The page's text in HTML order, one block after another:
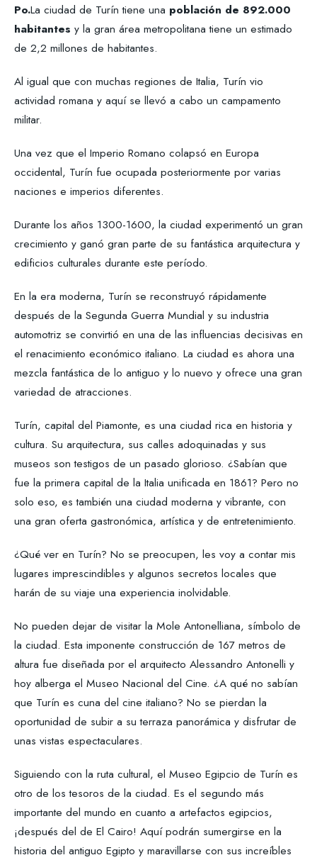
Po.La ciudad de Turín tiene una población de 892.000
habitantes y la gran área metropolitana tiene un estimado
de 2,2 millones de habitantes.
Al igual que con muchas regiones de Italia, Turín vio
actividad romana y aquí se llevó a cabo un campamento
militar.
Una vez que el Imperio Romano colapsó en Europa
occidental, Turín fue ocupada posteriormente por varias
naciones e imperios diferentes.
Durante los años 1300-1600, la ciudad experimentó un gran
crecimiento y ganó gran parte de su fantástica arquitectura y
edificios culturales durante este período.
En la era moderna, Turín se reconstruyó rápidamente
después de la Segunda Guerra Mundial y su industria
automotriz se convirtió en una de las influencias decisivas en
el renacimiento económico italiano. La ciudad es ahora una
mezcla fantástica de lo antiguo y lo nuevo y ofrece una gran
variedad de atracciones.
Turín, capital del Piamonte, es una ciudad rica en historia y
cultura. Su arquitectura, sus calles adoquinadas y sus
museos son testigos de un pasado glorioso. ¿Sabían que
fue la primera capital de la Italia unificada en 1861? Pero no
solo eso, es también una ciudad moderna y vibrante, con
una gran oferta gastronómica, artística y de entretenimiento.
¿Qué ver en Turín? No se preocupen, les voy a contar mis
lugares imprescindibles y algunos secretos locales que
harán de su viaje una experiencia inolvidable.
No pueden dejar de visitar la Mole Antonelliana, símbolo de
la ciudad. Esta imponente construcción de 167 metros de
altura fue diseñada por el arquitecto Alessandro Antonelli y
hoy alberga el Museo Nacional del Cine. ¿A qué no sabían
que Turín es cuna del cine italiano? No se pierdan la
oportunidad de subir a su terraza panorámica y disfrutar de
unas vistas espectaculares.
Siguiendo con la ruta cultural, el Museo Egipcio de Turín es
otro de los tesoros de la ciudad. Es el segundo más
importante del mundo en cuanto a artefactos egipcios,
¡después del de El Cairo! Aquí podrán sumergirse en la
historia del antiguo Egipto y maravillarse con sus increíbles